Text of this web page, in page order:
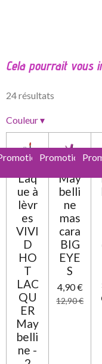
u
t
o
:
Cela pourrait vous
24 résultats
Couleur▾
Laq
ue à
lèvr
es
VIVI
D
HO
T
LAC
QU
ER
May
belli
ne -
Promotion
May
belli
ne
mas
cara
BIG
EYE
S
4,90 €
12,90 €